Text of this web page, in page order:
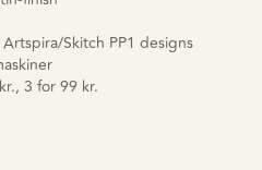
Skitch PP1 designs
3 for 99 kr.